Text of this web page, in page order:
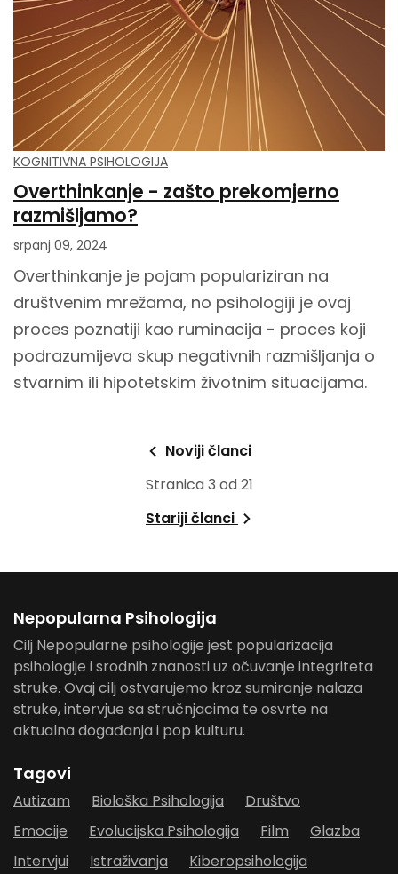
KOGNITIVNA PSIHOLOGIJA
Overthinkanje - zašto prekomjerno
razmišljamo?
srpanj 09, 2024
Overthinkanje je pojam populariziran na
društvenim mrežama, no psihologiji je ovaj
proces poznatiji kao ruminacija - proces koji
podrazumijeva skup negativnih razmišljanja o
stvarnim ili hipotetskim životnim situacijama.
Noviji članci
Stranica 3 od 21
Stariji članci
Nepopularna Psihologija
Cilj Nepopularne psihologije jest popularizacija
psihologije i srodnih znanosti uz očuvanje integriteta
struke. Ovaj cilj ostvarujemo kroz sumiranje nalaza
struke, intervjue sa stručnjacima te osvrte na
aktualna događanja i pop kulturu.
Tagovi
Autizam Biološka Psihologija
Društvo
Emocije
Evolucijska Psihologija Film
Glazba
Intervjui
Istraživanja
Kiberopsihologija